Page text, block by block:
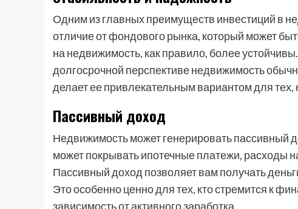
Одним из главных преимуществ инвестиций в
отличие от фондового рынка, который может
на недвижимость, как правило, более
долгосрочной перспективе недвижимость
делает ее привлекательным вариантом для
Пассивный доход
Недвижимость может генерировать пассивный
может покрывать ипотечные платежи, расходы
Пассивный доход позволяет вам получать
Это особенно ценно для тех, кто стремится к
зависимость от активного заработка.